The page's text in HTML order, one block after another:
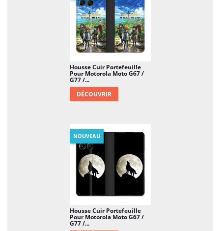
Housse Cuir Portefeuille
Pour Motorola Moto G67 /
G77 /...
DÉCOUVRIR
Housse Cuir Portefeuille
Pour Motorola Moto G67 /
G77 /...
NOUVEAU